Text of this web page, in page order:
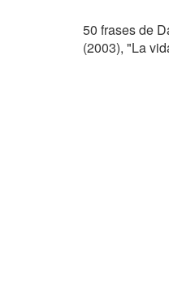
50 frases de
(2003), "La